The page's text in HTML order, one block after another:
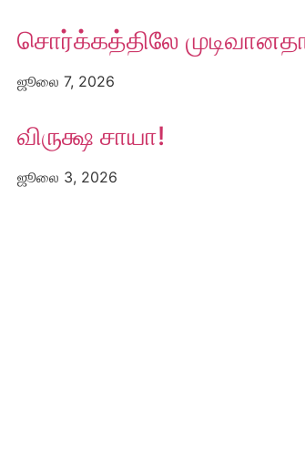
சொர்க்கத்திலே
ஜூலை 7, 2026
விருக்ஷ சாயா!
ஜூலை 3, 2026